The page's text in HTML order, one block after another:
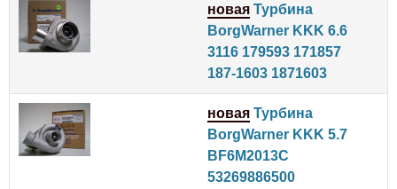
новая Турбина
BorgWarner KKK 6.6
3116 179593 171857
187-1603 1871603
новая Турбина
BorgWarner KKK 5.7
BF6M2013C
53269886500